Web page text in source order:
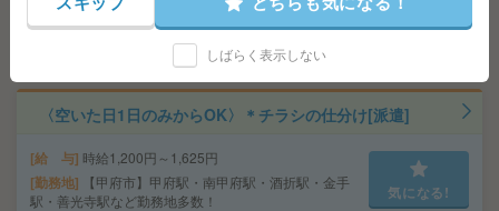
交通費 ■ 交通費規定内支給 ※派遣先による
勤務地 【水戸市】水戸駅・赤塚駅・内原駅・東水戸
駅・常澄駅など勤務地多数！
気になる!
〈空いた日1日のみからOK〉＊チラシの仕分け[派遣]
給 与 時給1,200円～1,625円
勤務地
【甲府市】甲府駅・南甲府駅・酒折駅・金手
駅・善光寺駅など勤務地多数！
気になる!
しばらく表示しない